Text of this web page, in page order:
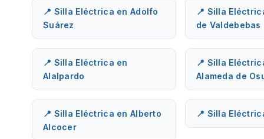
📍 Silla Eléctrica en Adolfo
Suárez
📍 Silla
de Valdebebas
📍 Silla Eléctrica en
Alalpardo
📍 Silla
Alameda de
📍 Silla Eléctrica en Alberto
Alcocer
📍 Silla